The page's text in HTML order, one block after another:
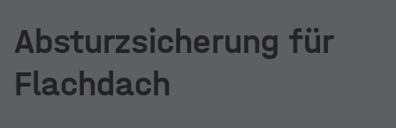
Lösungen für alle Dacheindeckungen.
Deutlich ballastoptimiertes System
basierend auf neusten
Windkanalstandards.
geeignet
typ­ischen
K2 Dome 6 System Trapezblech
Absturzsicherung für
Flachdach